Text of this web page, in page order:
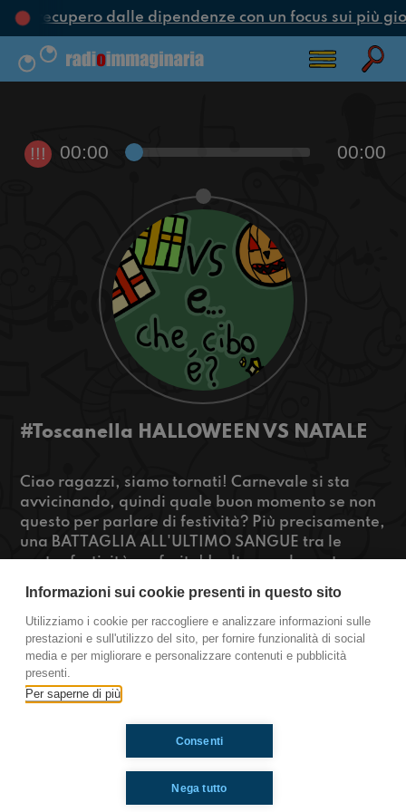
e recupero dalle dipendenze con un focus sui più
!!! 00:00 00:00
#Toscanella HALLOWEEN VS NATALE
Ciao ragazzi, siamo tornati! Carnevale si sta
avvicinando, quindi quale buon momento se non
questo per parlare di festività? Più precisamente,
una BATTAGLIA ALL'ULTIMO SANGUE tra le
nostre festività preferite! Inoltre per la vostra
cibi dal mondo! SIETE CARICHI? STAY TUNED!
https://www.radioimmaginaria.it
Toscanella
Ti è piaciuto? Condividilo!
Informazioni sui cookie presenti in questo sito
Utilizziamo i cookie per raccogliere e analizzare informazioni sulle
prestazioni e sull'utilizzo del sito, per fornire funzionalità di social
media e per migliorare e personalizzare contenuti e pubblicità
presenti.
Per saperne di più
Nega tutto
Consenti